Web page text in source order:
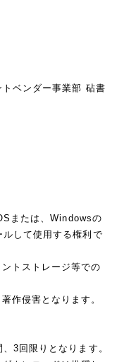
ベンダー事業部 砧書
または、Windowsの
して使用する権利で
トストレージ等での
作侵害となります。
3回限りとなります。